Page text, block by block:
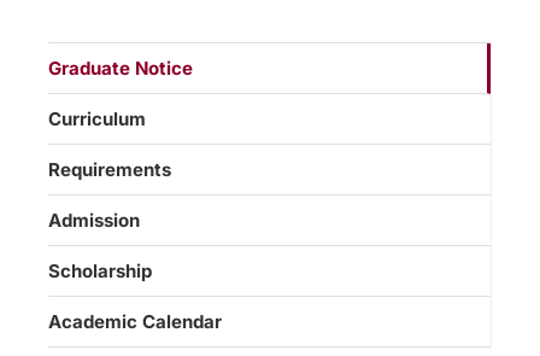
Graduate Notice
Curriculum
Requirements
Admission
Scholarship
Academic Calendar